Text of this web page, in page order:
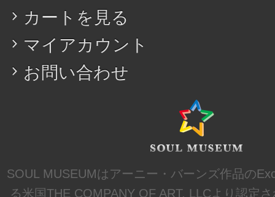
カートを見る
マイアカウント
お問い合わせ
SOUL MUSEUMはアーニー・バーンズ作品の
る米国THE COMPANY OF ART, LLCより認定